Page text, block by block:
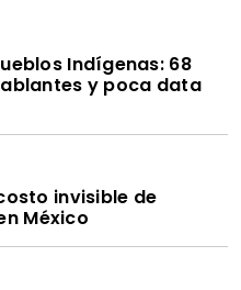
Indígenas: 68
y poca data
invisible de
México